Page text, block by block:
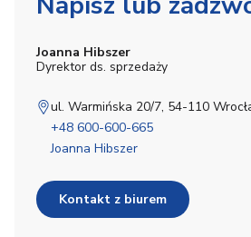
Joanna Hibszer
Dyrektor ds. sprzedaży
ul. Warmińska 20/7, 54-110
+48 600-600-665
Joanna Hibszer
Kontakt z biurem